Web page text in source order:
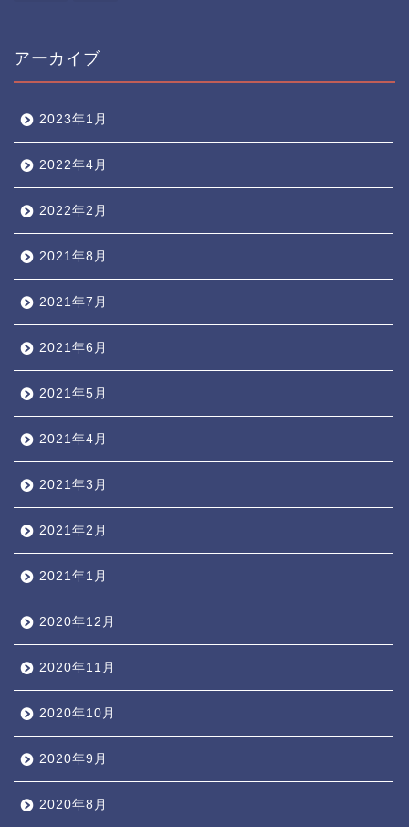
アーカイブ
2023年1月
2022年4月
2022年2月
2021年8月
2021年7月
2021年6月
2021年5月
2021年4月
2021年3月
2021年2月
2021年1月
2020年12月
2020年11月
2020年10月
2020年9月
2020年8月